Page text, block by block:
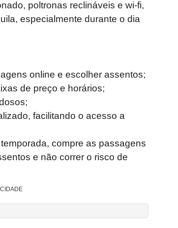
poltronas reclináveis e wi-fi,
especialmente durante o dia
online e escolher assentos;
de preço e horários;
facilitando o acesso a
compre as passagens
e não correr o risco de